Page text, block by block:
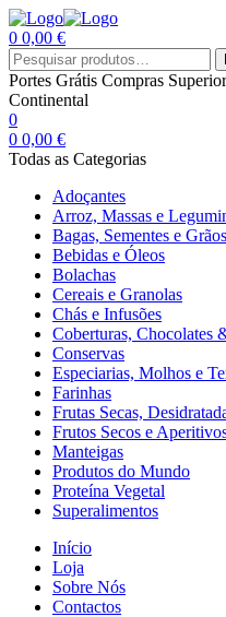
0 0,00 €
Menu
Procurar
por:
Portes Grátis Compras
Continental
0
0 0,00 €
Todas as Categorias
Adoçantes
Arroz, Massas e
Bagas, Sementes e Grãos
Bebidas e Óleos
Bolachas
Cereais e Granolas
Chás e Infusões
Coberturas, Chocolates
Conservas
Especiarias, Molhos e
Farinhas
Frutas Secas,
Frutos Secos e
Manteigas
Produtos do Mundo
Proteína Vegetal
Superalimentos
Início
Loja
Sobre Nós
Contactos